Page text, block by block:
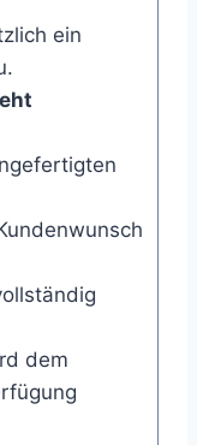
ein
dem